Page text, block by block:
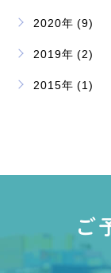
2020年 (9)
2019年 (2)
2015年 (1)
ご